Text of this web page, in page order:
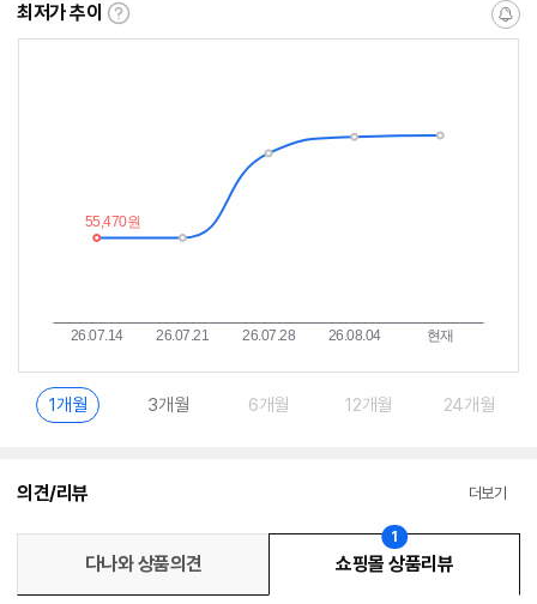
최저가 추이
최
알
1개월 3개월 6개월 12개월 24개월
의견/리뷰 더보기
다나와 상품의견 쇼핑몰 상품리뷰
1